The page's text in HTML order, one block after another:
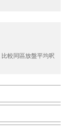
比較同區放盤平均呎